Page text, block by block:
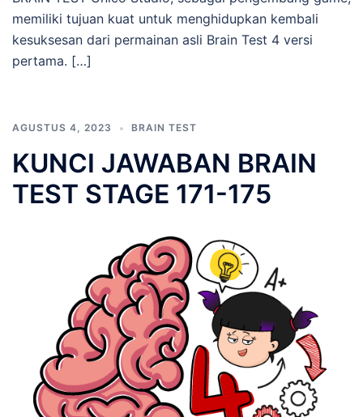
memiliki tujuan kuat untuk menghidupkan kembali
kesuksesan dari permainan asli Brain Test 4 versi
pertama. […]
AGUSTUS 4, 2023 BRAIN TEST
KUNCI JAWABAN BRAIN
TEST STAGE 171-175